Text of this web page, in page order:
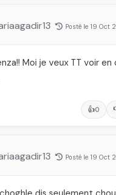
Posté le 19 Oct
Moi je veux TT voir
👍0
Posté le 19 Oct